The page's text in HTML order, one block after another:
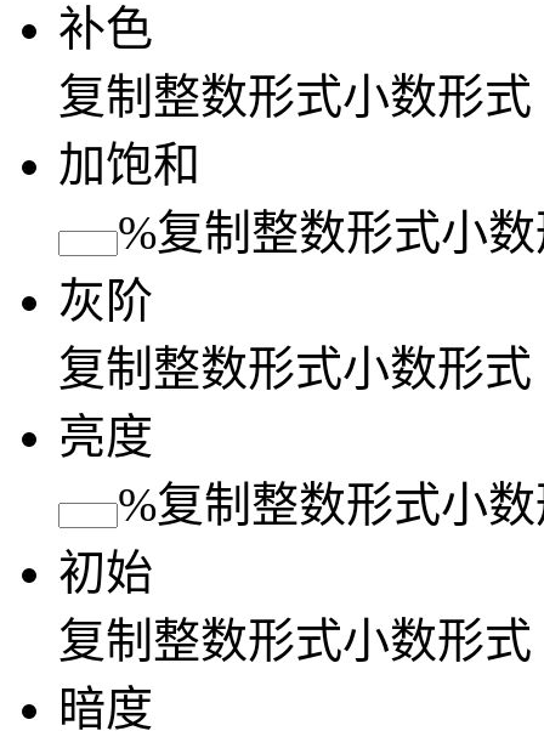
补色
复制 整数形式小数形式
加饱和
%复制 整数形式小
灰阶
复制 整数形式小数形式
亮度
%复制 整数形式小
初始
复制 整数形式小数形式
暗度